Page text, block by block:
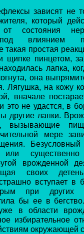
зависят не
который
состояния
влиянием
простая
щипке пинцетом,
лапка,
она
Лягушка, на кожу
вначале
это не удастся, в
другие лапки.
вызывающие
мере
врожденной
своих
вступает в
при других
бы ее в
в области
избирательное
окружающей